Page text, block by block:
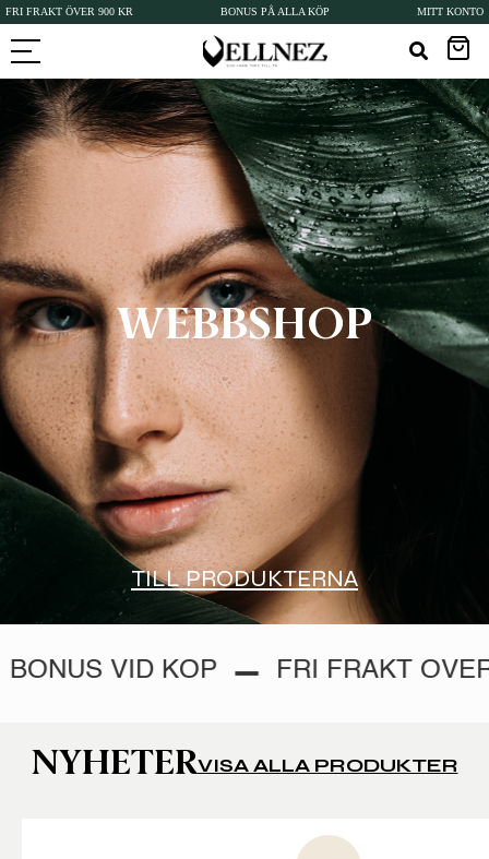
FRI FRAKT ÖVER 900 KR BONUS PÅ ALLA KÖP MITT KONTO
WEBBSHOP
TILL PRODUKTERNA
VID KÖP FRI FRAKT ÖVER 900 KR
NYHETERVISA ALLA PRODUKTER